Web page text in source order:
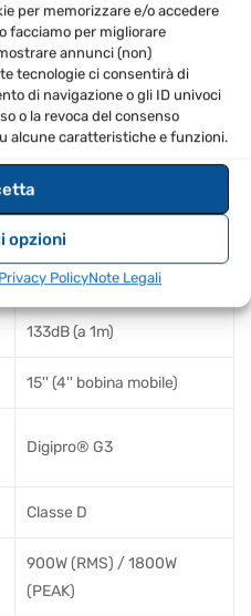
per memorizzare e/o accedere
facciamo per migliorare
annunci (non)
tecnologie ci consentirà di
di navigazione o gli ID univoci
o la revoca del consenso
alcune caratteristiche e funzioni.
opzioni
Privacy PolicyNote Legali
un'area ben ventilata per
Subwoofer attivo
42Hz (-10dB)
133dB (a 1m)
15'' (4'' bobina mobile)
Digipro® G3
Classe D
900W (RMS) / 1800W
(PEAK)